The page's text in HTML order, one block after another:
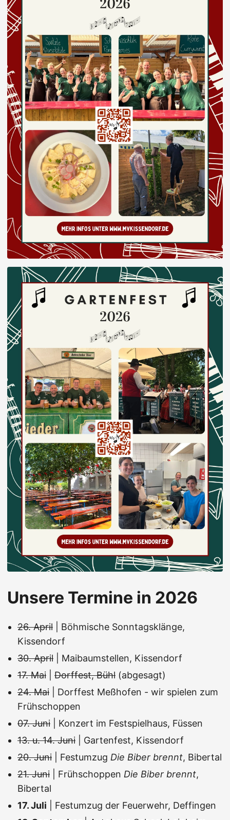
Unsere Termine in 2026
26. April | Böhmische Sonntagsklänge,
Kissendorf
30. April | Maibaumstellen, Kissendorf
17. Mai
Dorffest, Bühl (abgesagt)
24. Mai | Dorffest Meßhofen - wir spielen zum
Frühschoppen
07. Juni | Konzert im Festspielhaus, Füssen
13. u. 14. Juni | Gartenfest, Kissendorf
20. Juni | Festumzug Die Biber brennt, Bibertal
21. Juni | Frühschoppen Die Biber brennt,
Bibertal
17. Juli | Festumzug der Feuerwehr, Deffingen